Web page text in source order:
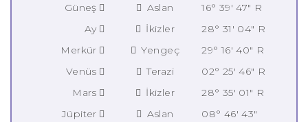
Güneş Aslan
16° 39' 47" R
Ay
İkizler
28° 31' 04" R
Merkür
Yengeç
29° 16' 40" R
Venüs
Terazi
02° 25' 46" R
Mars
İkizler
28° 35' 01" R
Jüpiter
Aslan
08° 46' 43"